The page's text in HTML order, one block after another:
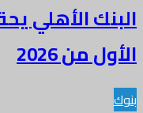
البنك الأهلي
الأول من 2026
بنوك